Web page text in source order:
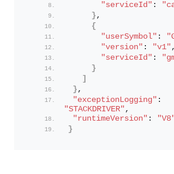
"serviceId" :
} ,
{
"userSymbol" :
"version" : "v1" ,
"serviceId" :
}
]
} ,
"exceptionLogging"
"STACKDRIVER" ,
"runtimeVersion" :
}